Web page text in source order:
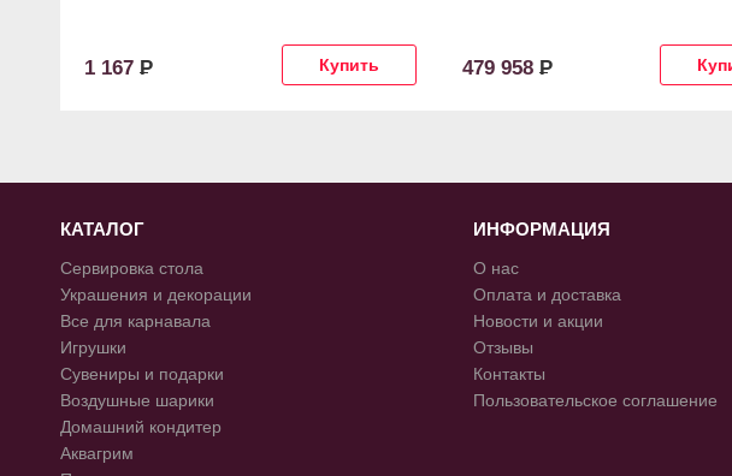
1 167 Р 479 958 Р
КАТАЛОГ
Сервировка стола
Украшения и декорации
Все для карнавала
Игрушки
Сувениры и подарки
Воздушные шарики
Домашний кондитер
Аквагрим
ИНФОРМАЦИЯ
О нас
Оплата и доставка
Новости и акции
Отзывы
Контакты
Пользовательское соглашение